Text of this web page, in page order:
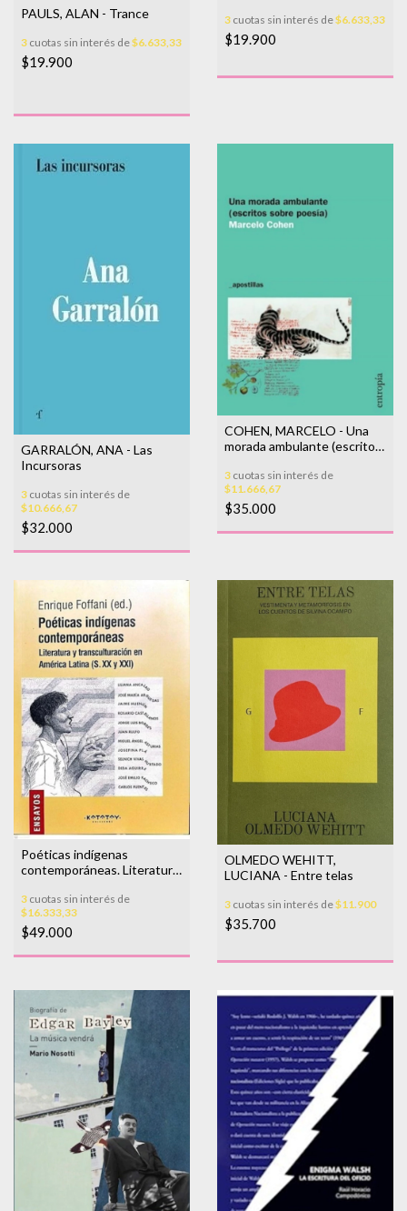
PAULS, ALAN - Trance
3 cuotas sin interés de$6.633,33
$19.900
3 cuotas sin interés de$6.633,33
$19.900
GARRALÓN, ANA - Las
Incursoras
3 cuotas sin interés de
$10.666,67
$32.000
COHEN, MARCELO - Una
morada ambulante (escritos
3 cuotas sin interés de
$11.666,67
$35.000
Poéticas indígenas
contemporáneas. Literatura
Latina s. XX y XXI
3 cuotas sin interés de
$16.333,33
$49.000
OLMEDO WEHITT,
LUCIANA - Entre telas
3 cuotas sin interés de$11.900
$35.700